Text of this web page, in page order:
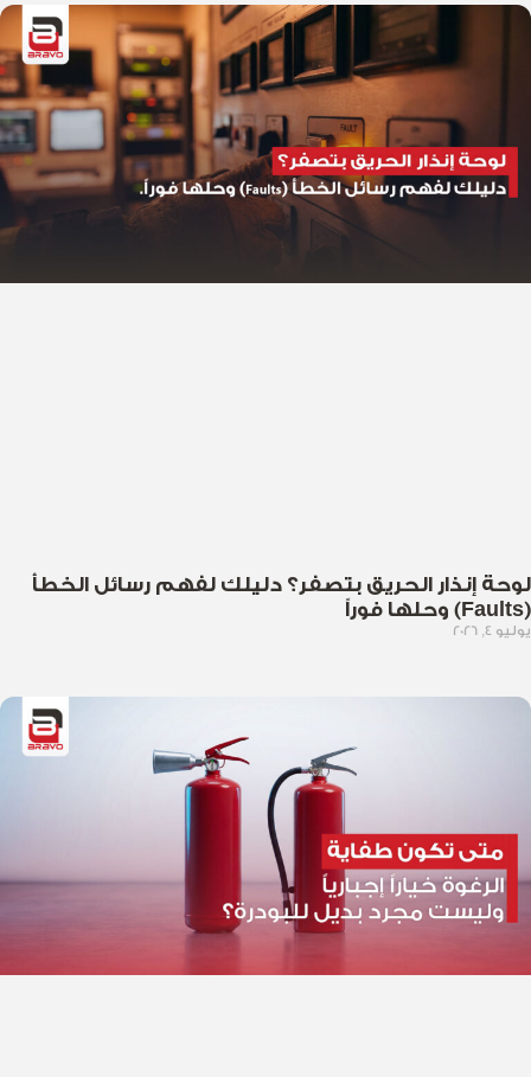
لوحة إنذار الحريق بتصفر؟ دليلك لفهم رسائل الخطأ
(Faults) وحلها فوراً
يوليو 4, 2026